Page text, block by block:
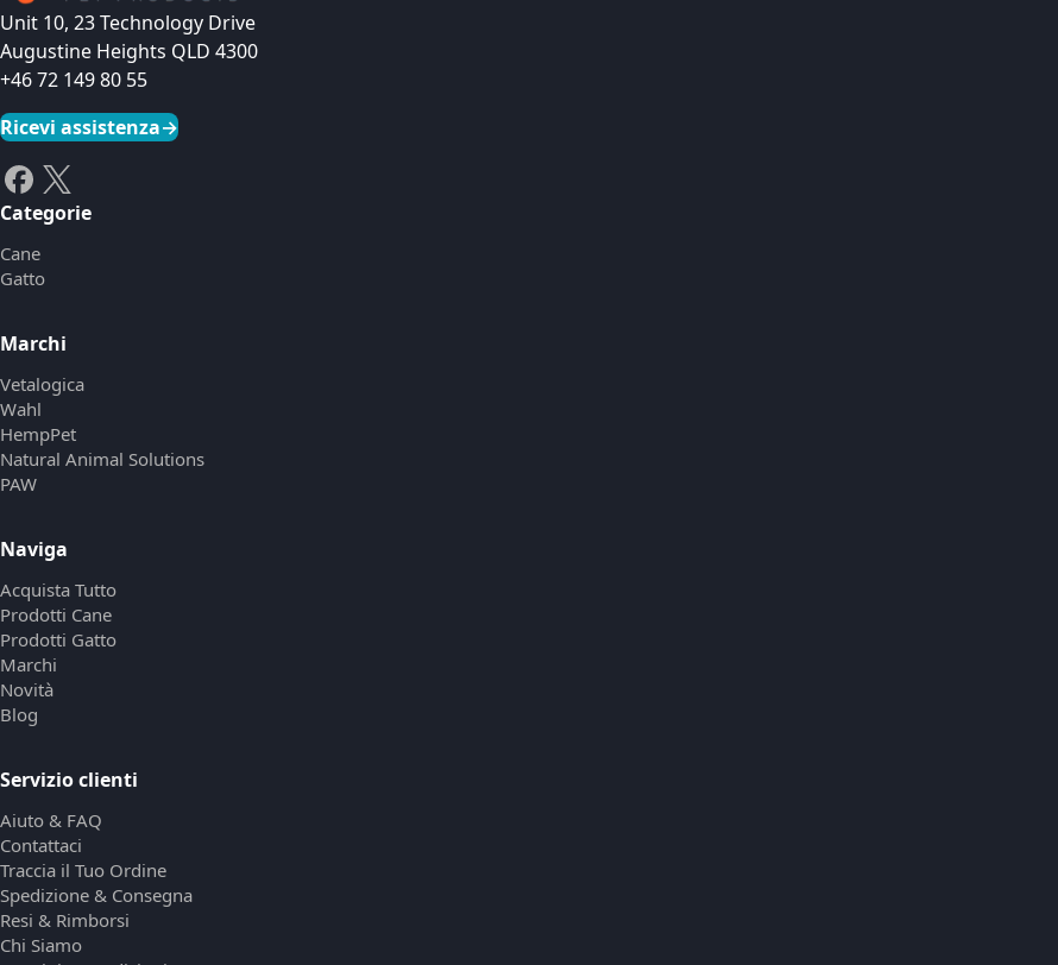
Unit 10, 23 Technology Drive
Augustine Heights QLD 4300
+46 72 149 80 55
Ricevi assistenza→
Categorie
Cane
Gatto
Marchi
Vetalogica
Wahl
HempPet
Natural Animal Solutions
PAW
Naviga
Acquista Tutto
Prodotti Cane
Prodotti Gatto
Marchi
Novità
Blog
Servizio clienti
Aiuto & FAQ
Contattaci
Traccia il Tuo Ordine
Spedizione & Consegna
Resi & Rimborsi
Chi Siamo